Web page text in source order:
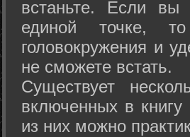
встаньте. Если вы
единой точке,
головокружения и
не сможете встать.
Существует
включенных в
из них можно